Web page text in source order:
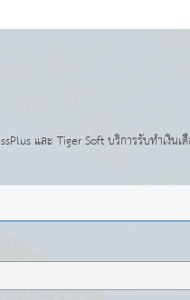
และ Tiger Soft บริการรับทำเงิ